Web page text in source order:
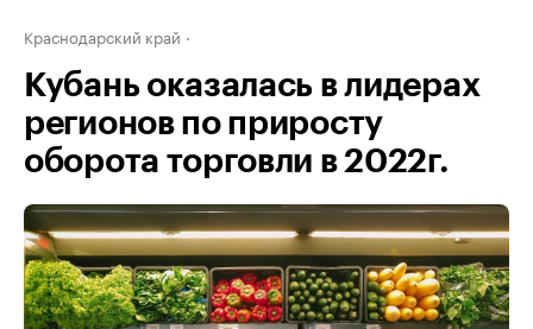
Краснодарский край
Кубань оказалась в лидерах
регионов по приросту
оборота торговли в 2022г.